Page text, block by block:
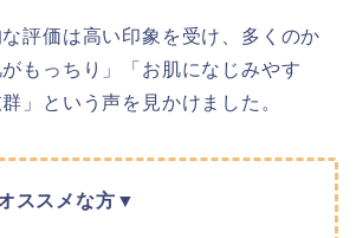
評価は高い印象を受け、多くのか
もっちり」「お肌になじみやす
」という声を見かけました。
ススメな方▼